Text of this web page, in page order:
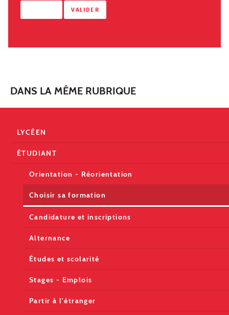
DANS LA MÊME RUBRIQUE
LYCÉEN
ÉTUDIANT
Orientation - Réorientation
Choisir sa formation
Candidature et inscriptions
Alternance
Études et scolarité
Stages - Emplois
Partir à l'étranger